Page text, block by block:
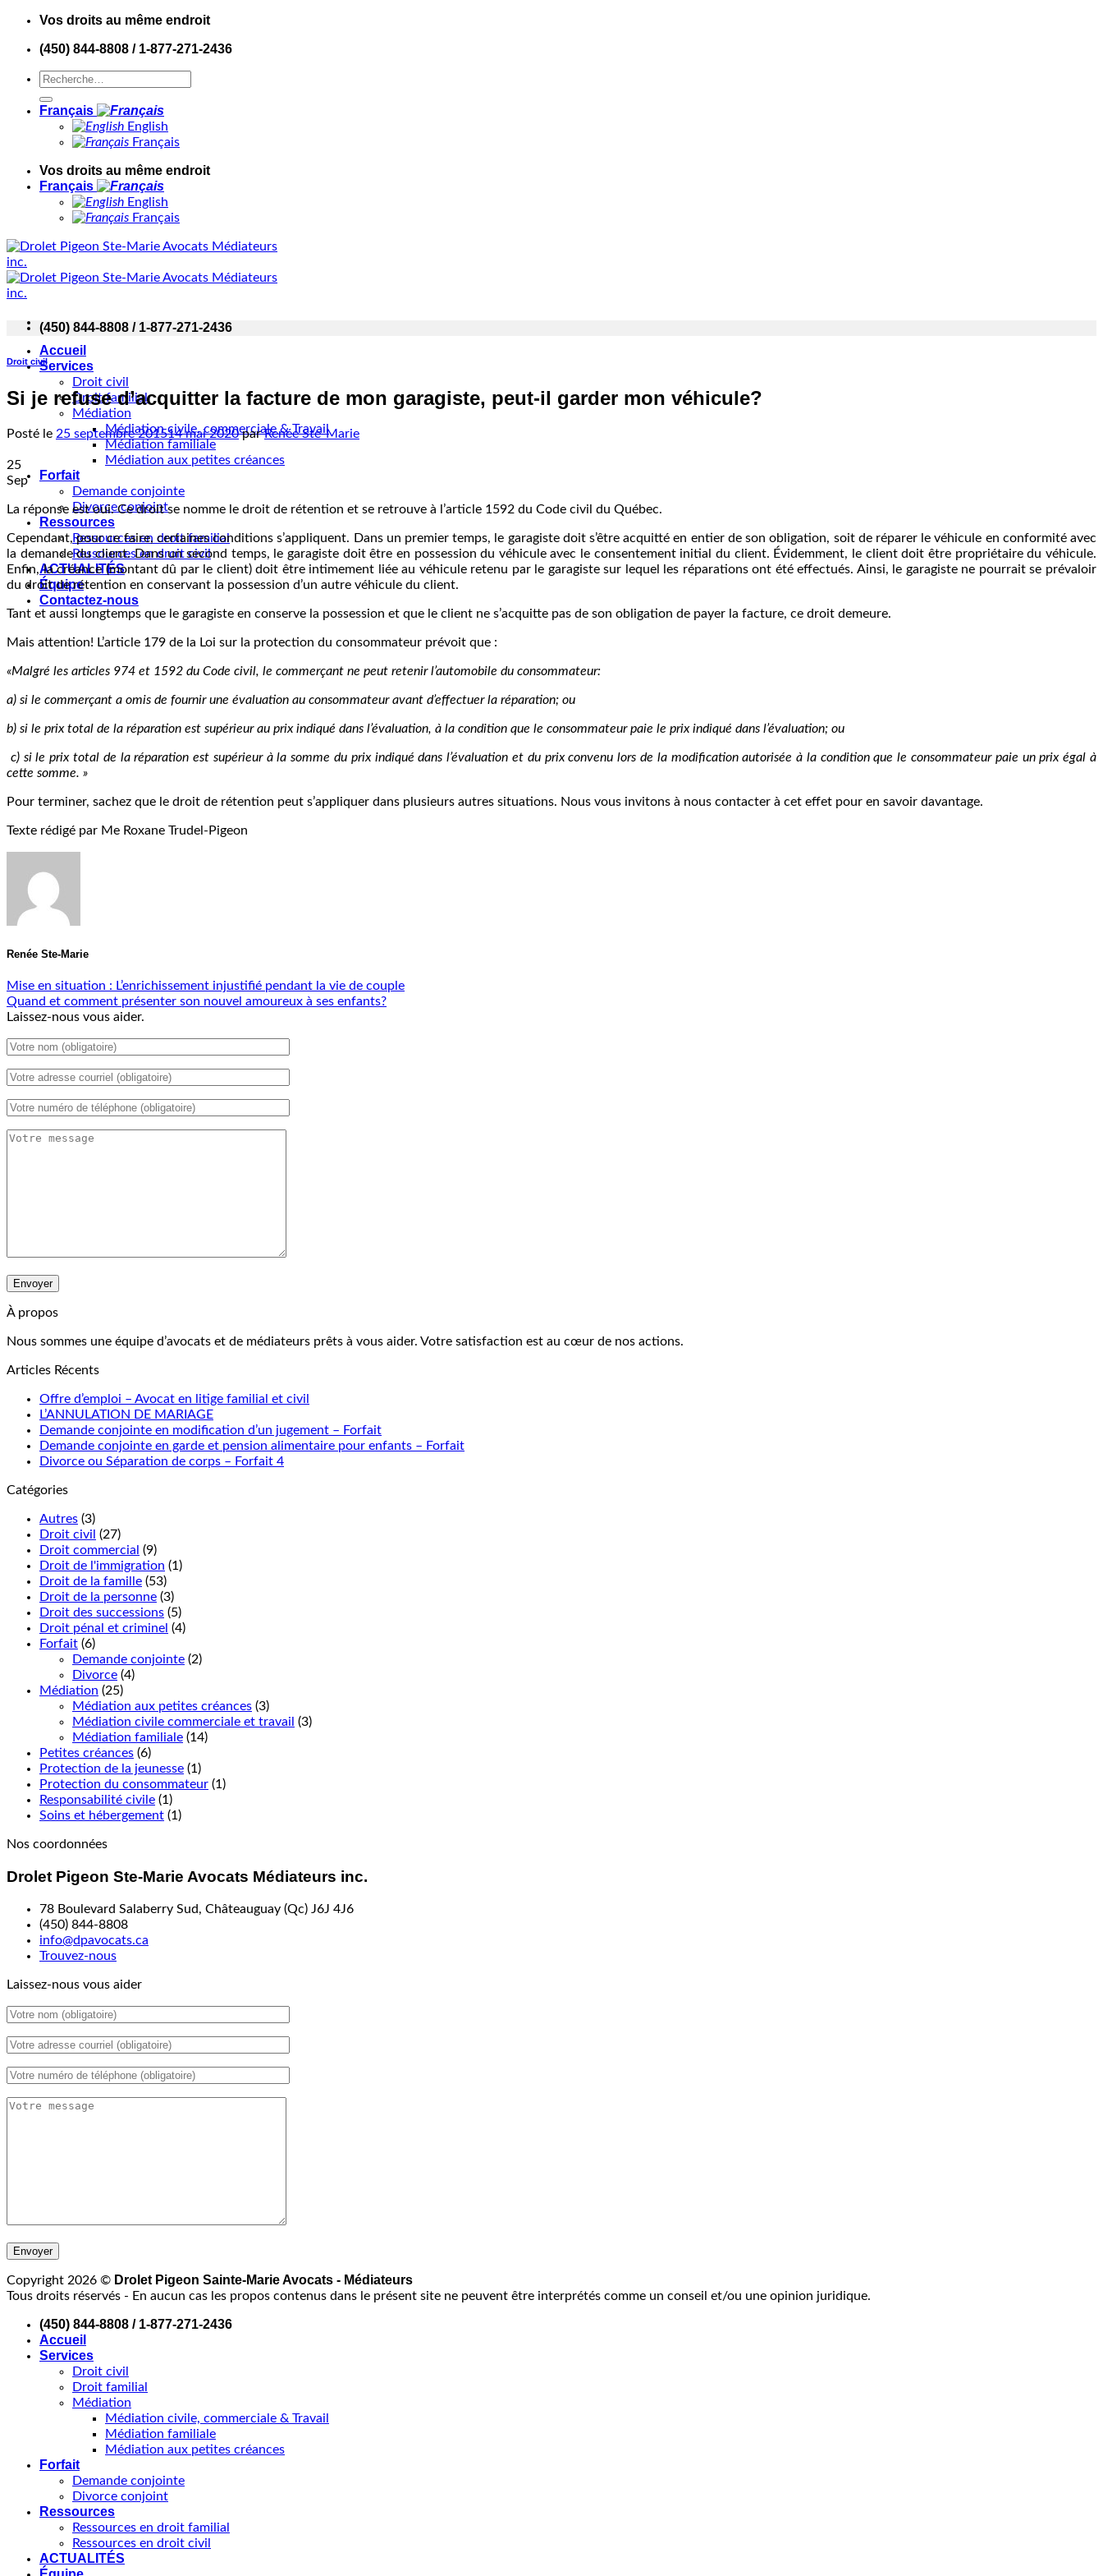
Skip
content
Vos droits au même endroit
(450) 844-8808 / 1-877-271-2436
Français
English
Français
Vos droits au même endroit
Français
English
Français
Accueil
Services
Droit civil
Droit familial
Médiation
Médiation civile, commerciale & Travail
Médiation familiale
Médiation aux petites créances
Forfait
Demande conjointe
Divorce conjoint
Ressources
Ressources en droit familial
Ressources en droit civil
ACTUALITÉS
Équipe
Contactez-nous
(450) 844-8808 / 1-877-271-2436
Droit civil
Si je refuse d’acquitter la facture de mon garagiste, peut-il garder mon véhicule?
Posté le 25 septembre 201514 mai 2020parRenée Ste-Marie
25
Sep
La réponse est oui. Ce droit se nomme le droit de rétention et se retrouve à l’article 1592 du Code civil du Québec.
Cependant, pour ce faire, certaines conditions s’appliquent. Dans un premier temps, le garagiste doit s’être acquitté en entier de son obligation, soit de réparer le véhicule en conformité avec
la demande du client. Dans un second temps, le garagiste doit être en possession du véhicule avec le consentement initial du client. Évidemment, le client doit être propriétaire du véhicule.
Enfin, la créance (montant dû par le client) doit être intimement liée au véhicule retenu par le garagiste sur lequel les réparations ont été effectués. Ainsi, le garagiste ne pourrait se prévaloir
du droit de rétention en conservant la possession d’un autre véhicule du client.
Tant et aussi longtemps que le garagiste en conserve la possession et que le client ne s’acquitte pas de son obligation de payer la facture, ce droit demeure.
Mais attention! L’article 179 de la Loi sur la protection du consommateur prévoit que :
«Malgré les articles 974 et 1592 du Code civil, le commerçant ne peut retenir l’automobile du consommateur:
a) si le commerçant a omis de fournir une évaluation au consommateur avant d’effectuer la réparation; ou
b) si le prix total de la réparation est supérieur au prix indiqué dans l’évaluation, à la condition que le consommateur paie le prix indiqué dans l’évaluation; ou
c) si le prix total de la réparation est supérieur à la somme du prix indiqué dans l’évaluation et du prix convenu lors de la modification autorisée à la condition que le consommateur paie un prix égal à
cette somme. »
Pour terminer, sachez que le droit de rétention peut s’appliquer dans plusieurs autres situations. Nous vous invitons à nous contacter à cet effet pour en savoir davantage.
Texte rédigé par Me Roxane Trudel-Pigeon
Renée Ste-Marie
Mise en situation : L’enrichissement injustifié pendant la vie de couple
Quand et comment présenter son nouvel amoureux à ses enfants?
Laissez-nous vous aider.
À propos
Nous sommes une équipe d’avocats et de médiateurs prêts à vous aider. Votre satisfaction est au cœur de nos actions.
Articles Récents
Offre d’emploi – Avocat en litige familial et civil
L’ANNULATION DE MARIAGE
Demande conjointe en modification d’un jugement – Forfait
Demande conjointe en garde et pension alimentaire pour enfants – Forfait
Divorce ou Séparation de corps – Forfait 4
Catégories
Autres (3)
Droit civil (27)
Droit commercial (9)
Droit de l'immigration (1)
Droit de la famille (53)
Droit de la personne (3)
Droit des successions (5)
Droit pénal et criminel (4)
Forfait (6)
Demande conjointe (2)
Divorce (4)
Médiation (25)
Médiation aux petites créances (3)
Médiation civile commerciale et travail (3)
Médiation familiale (14)
Petites créances (6)
Protection de la jeunesse (1)
Protection du consommateur (1)
Responsabilité civile (1)
Soins et hébergement (1)
Nos coordonnées
Drolet Pigeon Ste-Marie Avocats Médiateurs inc.
78 Boulevard Salaberry Sud, Châteauguay (Qc) J6J 4J6
(450) 844-8808
info@dpavocats.ca
Trouvez-nous
Laissez-nous vous aider
Copyright 2026 © Drolet Pigeon Sainte-Marie Avocats - Médiateurs
Tous droits réservés - En aucun cas les propos contenus dans le présent site ne peuvent être interprétés comme un conseil et/ou une opinion juridique.
(450) 844-8808 / 1-877-271-2436
Accueil
Services
Droit civil
Droit familial
Médiation
Médiation civile, commerciale & Travail
Médiation familiale
Médiation aux petites créances
Forfait
Demande conjointe
Divorce conjoint
Ressources
Ressources en droit familial
Ressources en droit civil
ACTUALITÉS